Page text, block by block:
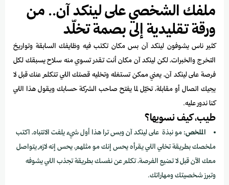
ملفك الشخصي على لينكد آن.. من
ورقة تقليدية إلى بصمة تخلّد
كثير ناس يشوفون لينكد آن بس مكان تكتب فيه وظايفك السابقة وتواريخ
التخرج والخبرات، لكن لينكد آن مكان أنت تقدر تسوي منه سلاح يسبقك لكل
فرصة على لينكد آن، يعني ممكن تستغله وتخليه قصتك اللي تتكلم عنك قبل لا
يجيك اتصال أو مقابلة، تخيّل لما يفتح صاحب الشركة حسابك ويقول هذا اللي
كنا ندور عليه.
طيب، كيف نسويها؟
الملخص: مو نبذة على لينكد آن وبس ترا هذا أول شيء يلفت الانتباه، اكتب
ملخصك بطريقة تخلي اللي يقرأه يحس إنك مو مثلهم، يحس إنه لازم يتواصل
معك الآن قبل لا تضيع الفرصة، تكلم عن نفسك بطريقة تجذب اللي يشوفه
وتبرز شخصيتك ومهاراتك.